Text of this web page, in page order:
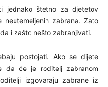
jednako štetno za djetetov
zabrana. Zato
i zašto nešto zabranjivati.
postojati. Ako se dijete
da će je roditelj zabranom
izgovaraju zabrane iz